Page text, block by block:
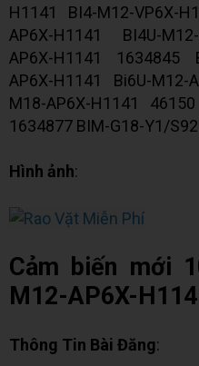
H1141 BI4-M12-VP6X-
AP6X-H1141 BI4U-
AP6X-H1141 1634845
AP6X-H1141 Bi6U-
M18-AP6X-H1141
1634877 BIM-G18-Y1/
Hình ảnh:
Cảm biến mới
M12-AP6X-
Thông Tin Bài Đăng: